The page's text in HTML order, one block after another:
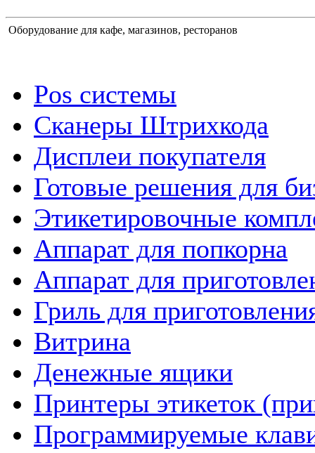
Оборудование для кафе, магазинов, ресторанов
Pos системы
Сканеры Штрихкода
Дисплеи покупателя
Готовые решения для
Этикетировочные
Аппарат для попкорна
Аппарат для
Гриль для
Витрина
Денежные ящики
Принтеры этикеток
Программируемые